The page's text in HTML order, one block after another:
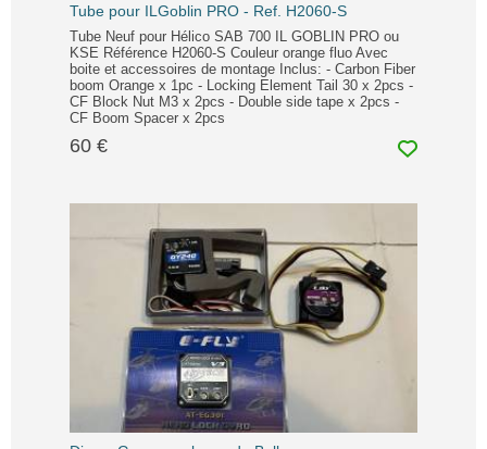
Tube pour ILGoblin PRO - Ref. H2060-S
Tube Neuf pour Hélico SAB 700 IL GOBLIN PRO ou
KSE Référence H2060-S Couleur orange fluo Avec
boite et accessoires de montage Inclus: - Carbon Fiber
boom Orange x 1pc - Locking Element Tail 30 x 2pcs -
CF Block Nut M3 x 2pcs - Double side tape x 2pcs -
CF Boom Spacer x 2pcs
60 €